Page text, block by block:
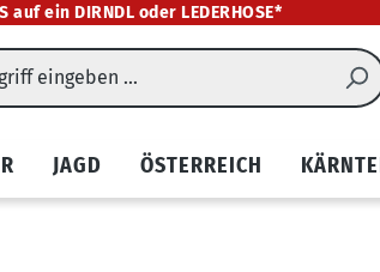
auf ein DIRNDL oder LEDERHOSE*
JAGD ÖSTERREICH